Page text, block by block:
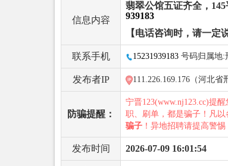
信息内容
翡翠公馆五证齐全，
939183
【电话咨询时，请一定
联系手机 15231939183 号码归属地:
发布者IP 111.226.169.176（河北省
防骗提醒：
宁晋123(www.nj123.cc)提醒
职、刷单，都是骗子！凡以
骗子 ！异地招聘请提高警惕
发布时间 2026-07-09 16:01:54